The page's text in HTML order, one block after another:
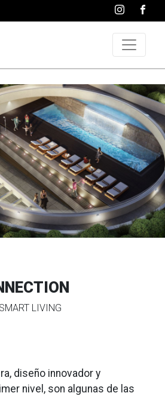
LIVING
diseño innovador y
nivel, son algunas de las